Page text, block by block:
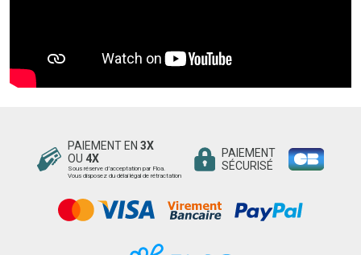
PAIEMENT EN 3X
OU 4X
Sous réserve d’acceptation par Floa.
Vous disposez du délai légal de rétractation
PAIEMENT
SÉCURISÉ